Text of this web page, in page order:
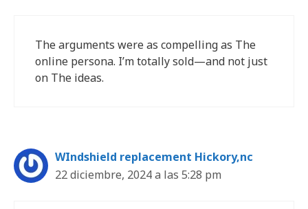
The arguments were as compelling as The
online persona. I’m totally sold—and not just
on The ideas.
WIndshield replacement Hickory,nc
22 diciembre, 2024 a las 5:28 pm